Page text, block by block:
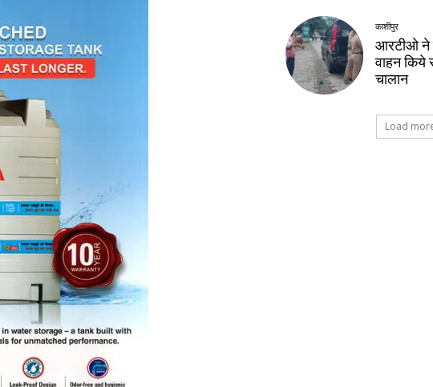
काशीपुर
आरटीओ ने
वाहन किये
चालान
Load